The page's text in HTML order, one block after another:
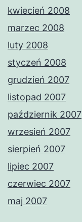
kwiecień 2008
marzec 2008
luty 2008
styczeń 2008
grudzień 2007
listopad 2007
październik 2007
wrzesień 2007
sierpień 2007
lipiec 2007
czerwiec 2007
maj 2007